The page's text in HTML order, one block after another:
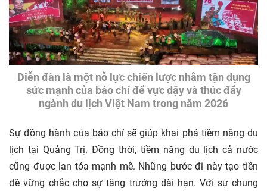
Diễn đàn là một nỗ lực chiến lược nhằm tận dụng
sức mạnh của báo chí để vực dậy và thúc đẩy
ngành du lịch Việt Nam trong năm 2026
Sự đồng hành của báo chí sẽ giúp khai phá tiềm năng du
lịch tại Quảng Trị. Đồng thời, tiềm năng du lịch cả nước
cũng được lan tỏa mạnh mẽ. Những bước đi này tạo tiền
đề vững chắc cho sự tăng trưởng dài hạn. Với sự chung